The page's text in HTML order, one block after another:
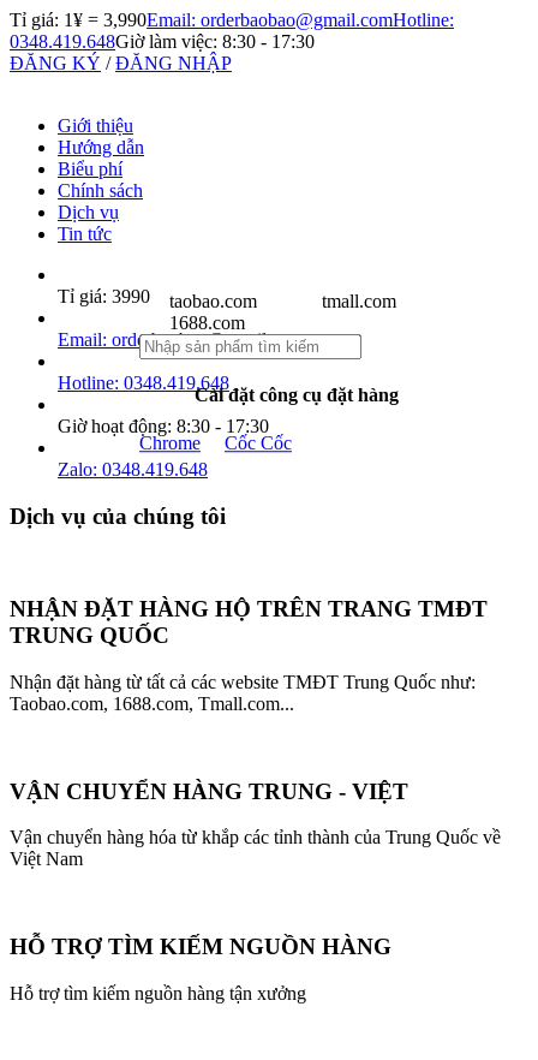
Tỉ giá: 1¥ = 3,990Email: orderbaobao@gmail.comHotline:
0348.419.648Giờ làm việc: 8:30 - 17:30
ĐĂNG KÝ /ĐĂNG NHẬP
Giới thiệu
Hướng dẫn
Biểu phí
Chính sách
Dịch vụ
Tin tức
taobao.com
tmall.com
1688.com
Cài đặt công cụ đặt hàng
Chrome Cốc Cốc
Tỉ giá: 3990
Email: orderbaobao@gmail.com
Hotline: 0348.419.648
Giờ hoạt động: 8:30 - 17:30
Zalo: 0348.419.648
Dịch vụ của chúng tôi
NHẬN ĐẶT HÀNG HỘ TRÊN TRANG TMĐT
TRUNG QUỐC
Nhận đặt hàng từ tất cả các website TMĐT Trung Quốc như:
Taobao.com, 1688.com, Tmall.com...
VẬN CHUYỂN HÀNG TRUNG - VIỆT
Vận chuyển hàng hóa từ khắp các tỉnh thành của Trung Quốc về
Việt Nam
HỖ TRỢ TÌM KIẾM NGUỒN HÀNG
Hỗ trợ tìm kiếm nguồn hàng tận xưởng